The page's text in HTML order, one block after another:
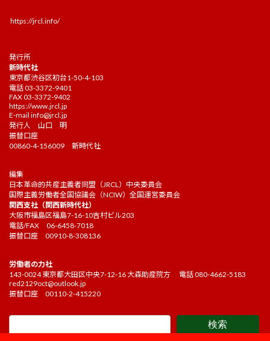
https://jrcl.info/
発行所
新時代社
東京都渋谷区初台1-50-4-103
電話 03-3372-9401
FAX 03-3372-9402
https://www.jrcl.jp
E-mail info@jrcl.jp
発行人 山口 明
振替口座
00860-4-156009 新時代社
編集
日本革命的共産主義者同盟（JRCL）中央委員会
国際主義労働者全国協議会（NCIW）全国運営委員会
関西支社（関西新時代社）
大阪市福島区福島7-16-10吉村ビル203
電話/FAX 06-6458-7018
振替口座 00910-8-308136
労働者の力社
143-0024 東京都大田区中央7-12-16 大森助産院方 電話 080-4662-5183
red2129oct@outlook.jp
振替口座 00110-2-415220
検索